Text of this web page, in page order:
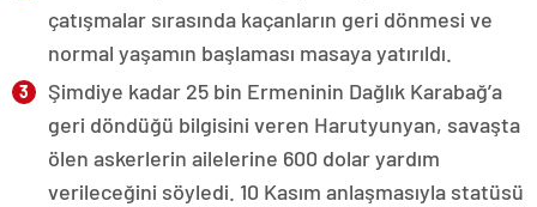
çatışmalar sırasında kaçanların geri dönmesi ve
normal yaşamın başlaması masaya yatırıldı.
Şimdiye kadar 25 bin Ermeninin Dağlık Karabağ’a
geri döndüğü bilgisini veren Harutyunyan, savaşta
ölen askerlerin ailelerine 600 dolar yardım
verileceğini söyledi. 10 Kasım anlaşmasıyla statüsü